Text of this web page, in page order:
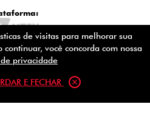
de visitas para melhorar sua
você concorda com nossa
privacidade
E FECHAR